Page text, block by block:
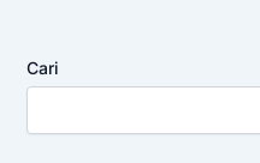
Cari